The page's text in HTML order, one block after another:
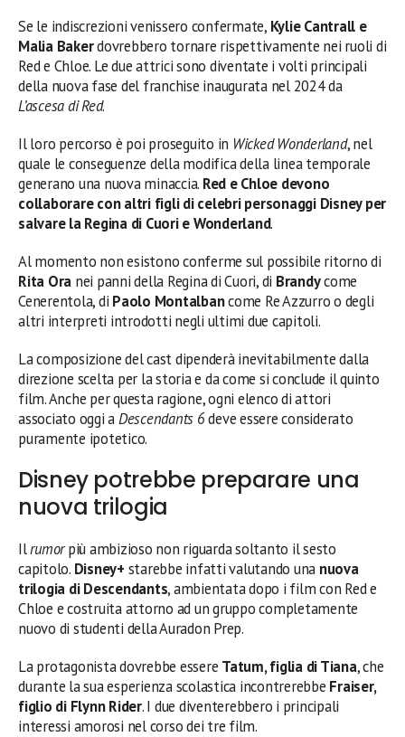
Se le indiscrezioni venissero confermate, Kylie Cantrall e
Malia Bakerdovrebbero tornare rispettivamente nei ruoli di
Red e Chloe. Le due attrici sono diventate i volti principali
della nuova fase del franchise inaugurata nel 2024 da
L’ascesa di Red.
Il loro percorso è poi proseguito in Wicked Wonderland, nel
quale le conseguenze della modifica della linea temporale
generano una nuova minaccia. Red e Chloe devono
collaborare con altri figli di celebri personaggi Disney per
salvare la Regina di Cuori e Wonderland.
Al momento non esistono conferme sul possibile ritorno di
Rita Ora nei panni della Regina di Cuori, di Brandycome
Cenerentola, di Paolo Montalbancome Re Azzurro o degli
altri interpreti introdotti negli ultimi due capitoli.
La composizione del cast dipenderà inevitabilmente dalla
direzione scelta per la storia e da come si conclude il quinto
film. Anche per questa ragione, ogni elenco di attori
associato oggi aDescendants 6deve essere considerato
puramente ipotetico.
Disney potrebbe preparare una
nuova trilogia
Ilrumorpiù ambizioso non riguarda soltanto il sesto
capitolo. Disney+ starebbe infatti valutando una nuova
trilogia di Descendants, ambientata dopo i film con Red e
Chloe e costruita attorno ad un gruppo completamente
nuovo di studenti della Auradon Prep.
La protagonista dovrebbe essere Tatum, figlia di Tiana, che
durante la sua esperienza scolastica incontrerebbe Fraiser,
figlio di Flynn Rider. I due diventerebbero i principali
interessi amorosi nel corso dei tre film.